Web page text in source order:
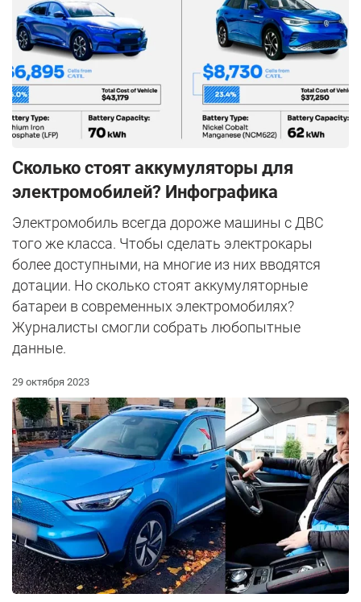
Сколько стоят аккумуляторы для
электромобилей? Инфографика
Электромобиль всегда дороже машины с ДВС
того же класса. Чтобы сделать электрокары
более доступными, на многие из них вводятся
дотации. Но сколько стоят аккумуляторные
батареи в современных электромобилях?
Журналисты смогли собрать любопытные
данные.
29 октября 2023